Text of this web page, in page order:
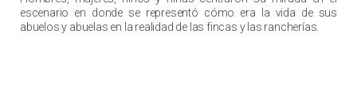
escenario en donde se representó cómo era la vida de sus
abuelos y abuelas en la realidad de las fincas y las rancherías.